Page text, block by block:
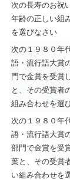
次の長寿のお祝
年齢の正しい組
を選びなさい
次の１９８０年
語・流行語大賞
門で金賞を受賞
と、その受賞者
組み合わせを選
次の１９８０年
語・流行語大賞
部門で金賞を受
葉と、その受賞
い組み合わせを